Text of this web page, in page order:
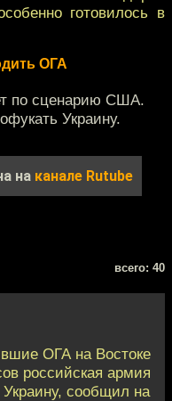
готовилось в
ОГА
по сценарию США.
Украину.
на канале Rutube
всего: 40
ОГА на Востоке
российская армия
Украину, сообщил на